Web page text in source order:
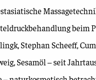
beim
Stephan Scheeff,
Sesamöl – seit